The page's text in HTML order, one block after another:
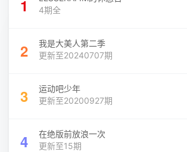
1
4期全
2
我是大美人第二季
更新至20240707期
3
运动吧少年
更新至20200927期
4
在绝版前放浪一次
更新至15期